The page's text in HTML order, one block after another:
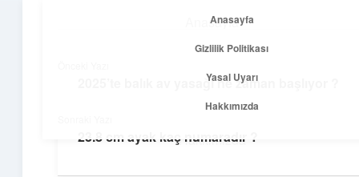
Anasayfa
Yasal Uyarı
Hakkımızda
Temiz Fikir Pınarı
2025’te balık av yasağı ne zaman başlıyor ?
23.8 cm ayak kaç numaradır ?
Anasayfa
Gizlilik Politikası
Yasal Uyarı
Hakkımızda